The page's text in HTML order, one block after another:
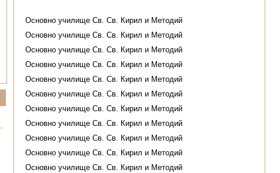
Основно училище Св. Св. Кирил и Методий
Основно училище Св. Св. Кирил и Методий
Основно училище Св. Св. Кирил и Методий
Основно училище Св. Св. Кирил и Методий
Основно училище Св. Св. Кирил и Методий
Основно училище Св. Св. Кирил и Методий
Основно училище Св. Св. Кирил и Методий
Основно училище Св. Св. Кирил и Методий
Основно училище Св. Св. Кирил и Методий
Основно училище Св. Св. Кирил и Методий
Основно училище Св. Св. Кирил и Методий